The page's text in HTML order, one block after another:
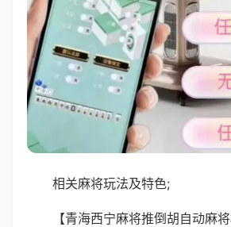
相关麻将玩法及特色;
【青海西宁麻将推倒胡自动麻